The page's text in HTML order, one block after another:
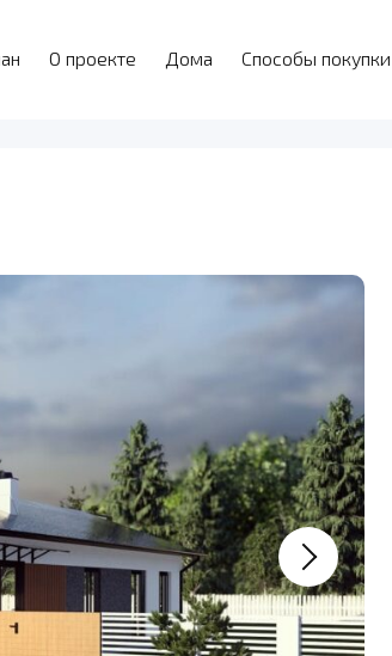
О проекте Дома Способы покупки